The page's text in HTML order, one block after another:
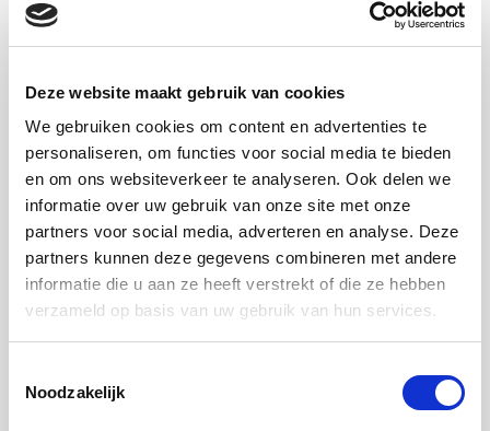
Deze website maakt gebruik van cookies
We gebruiken cookies om content en advertenties te
personaliseren, om functies voor social media te bieden
en om ons websiteverkeer te analyseren. Ook delen we
informatie over uw gebruik van onze site met onze
partners voor social media, adverteren en analyse. Deze
partners kunnen deze gegevens combineren met andere
informatie die u aan ze heeft verstrekt of die ze hebben
verzameld op basis van uw gebruik van hun services.
Noodzakelijk
van essentieel belang. Zonder toewijding van
gepassioneerde onderzoekers, zijn dit soort
onderzoeken, en dus vooruitgang in de
wetenschap, niet haalbaar.’
Ouderenonderzoek naar prognose na
Dr. Astrid van Hylckama Vlieg deed tussen
2008 en 2011 onderzoek naar risicofactoren
bekijkt ze nu, met steun van de